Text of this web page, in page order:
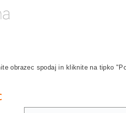
obrazec spodaj in kliknite na tipko